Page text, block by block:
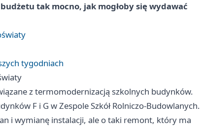
tak mocno, jak mogłoby się wydawać
tygodniach
z termomodernizacją szkolnych budynków.
F i G w Zespole Szkół Rolniczo-Budowlanych.
i wymianę instalacji, ale o taki remont, który ma